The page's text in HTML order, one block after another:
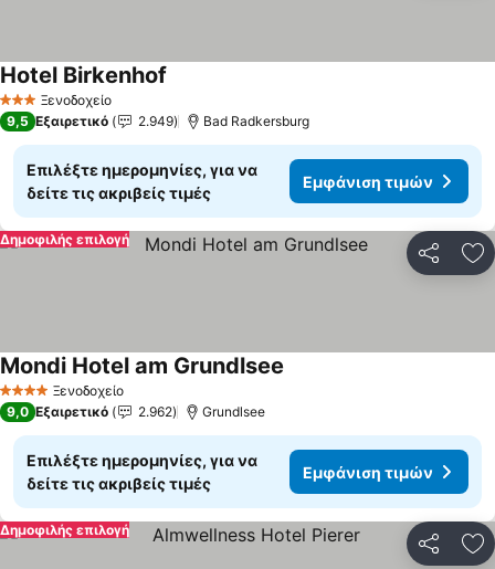
3 ΑστέριαΞενοδοχείο
Hotel Birkenhof
9,5 Εξαιρετικό 2.949 Bad Radkersburg
Επιλέξτε ημερομηνίες, για να
δείτε τις ακριβείς τιμές
Εμφάνιση τιμών
Δημοφιλής επιλογή
4 ΑστέριαΞενοδοχείο
Mondi Hotel am Grundlsee
9,0 Εξαιρετικό 2.962 Grundlsee
Επιλέξτε ημερομηνίες, για να
δείτε τις ακριβείς τιμές
Εμφάνιση τιμών
Δημοφιλής επιλογή